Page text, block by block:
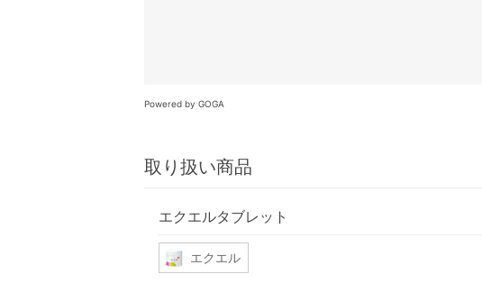
Powered by GOGA
取り扱い商品
エクエルタブレット
エクエル